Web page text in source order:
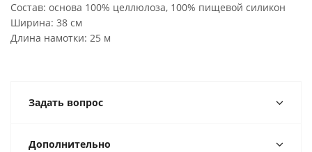
Состав: основа 100% целлюлоза, 100% пищевой силикон
Ширина: 38 см
Длина намотки: 25 м
Задать вопрос
Дополнительно